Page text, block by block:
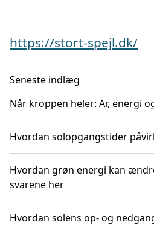
https://stort-spejl.dk/
Seneste indlæg
Når kroppen heler: Ar, energi
Hvordan solopgangstider
Hvordan grøn energi kan
svarene her
Hvordan solens op- og